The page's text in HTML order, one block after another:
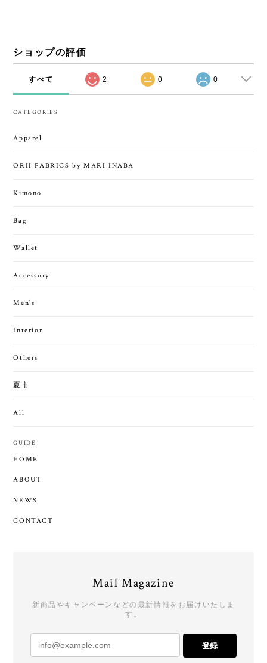
ショップの評価
すべて 2 0 0
CATEGORIES
Apparel
ORII FABRICS by MARI INABA
Kimono
Bag
Wallet
Accessory
Men's
Interior
Others
夏市
All
GUIDE
HOME
ABOUT
NEWS
CONTACT
Mail Magazine
新商品やキャンペーンなどの最新情報をお届けいたしま
す。
登録